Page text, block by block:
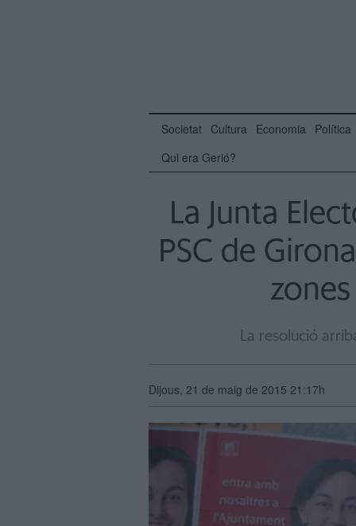
Societat Cultura Economia Política
Qui era Gerió?
La Junta
PSC de
La resolució
Dijous, 21 de maig de 2015 21:17h